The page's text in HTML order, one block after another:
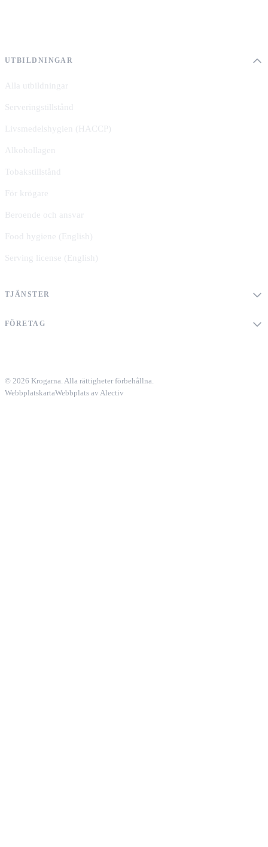
UTBILDNINGAR
Alla utbildningar
Serveringstillstånd
Livsmedelshygien (HACCP)
Alkohollagen
Tobakstillstånd
För krögare
Beroende och ansvar
Food hygiene (English)
Serving license (English)
TJÄNSTER
FÖRETAG
© 2026 Krogarna. Alla rättigheter förbehållna.
WebbplatskartaWebbplats av Alectiv